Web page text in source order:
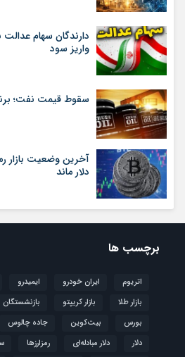
دارندگان سهام
واریز سود
سقوط قیمت نفت؛ برنت
دلار ماند
برچسب ها
اتریوم ایران خودرو ایمیدرو
بازار طلا
بازار کریپتو بازنشستگان
بورس
بیت‌کوین جاده چالوس
دلار
دلار مبادله‌ای رمزارزها